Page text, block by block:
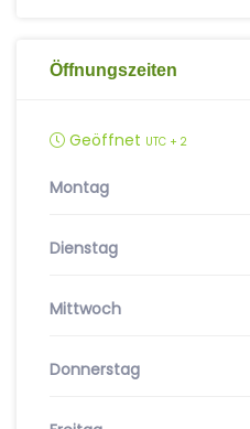
Öffnungszeiten
Geöffnet UTC + 2
Montag
Dienstag
Mittwoch
Donnerstag